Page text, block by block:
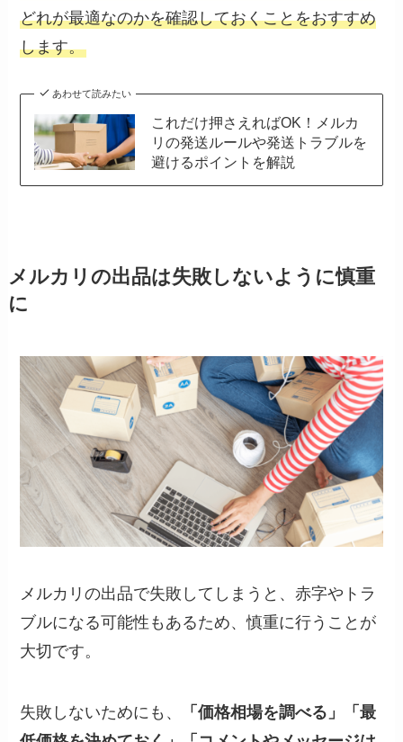
どれが最適なのかを確認しておくことをおすすめ
します。
あわせて読みたい
これだけ押さえればOK！メルカ
リの発送ルールや発送トラブルを
避けるポイントを解説
メルカリの出品は失敗しないように慎重
に
メルカリの出品で失敗してしまうと、赤字やトラ
ブルになる可能性もあるため、慎重に行うことが
大切です。
失敗しないためにも、
「価格相場を調べる」「最